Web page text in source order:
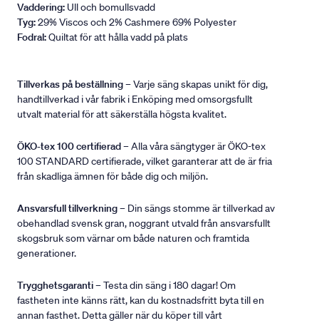
Vaddering: Ull och bomullsvadd
Tyg:29% Viscos och 2% Cashmere 69% Polyester
Fodral:Quiltat för att hålla vadd på plats
Tillverkas på beställning– Varje säng skapas unikt för dig,
handtillverkad i vår fabrik i Enköping med omsorgsfullt
utvalt material för att säkerställa högsta kvalitet.
ÖKO-tex 100 certifierad– Alla våra sängtyger är ÖKO-tex
100 STANDARD certifierade, vilket garanterar att de är fria
från skadliga ämnen för både dig och miljön.
Ansvarsfull tillverkning– Din sängs stomme är tillverkad av
obehandlad svensk gran, noggrant utvald från ansvarsfullt
skogsbruk som värnar om både naturen och framtida
generationer.
Trygghetsgaranti– Testa din säng i 180 dagar! Om
fastheten inte känns rätt, kan du kostnadsfritt byta till en
annan fasthet. Detta gäller när du köper till vårt